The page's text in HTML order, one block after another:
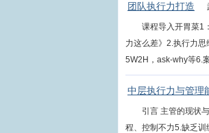
团队执行力打造
课程导入开胃菜1
力这么差》2.执行力思
5W2H，ask-why等6.
中层执行力与管理
引言 主管的现状
程、控制不力5.缺乏